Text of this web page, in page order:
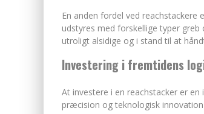
En anden fordel ved
udstyres med forskellige typer
utroligt alsidige og i stand til at
Investering i fremtidens
At investere i en reachstacker er
præcision og teknologisk